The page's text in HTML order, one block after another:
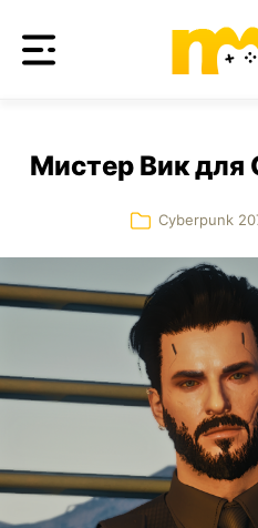
Мистер Вик для
Cyberpunk